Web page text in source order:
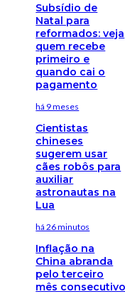
Subsídio de
Natal para
reformados: veja
quem recebe
primeiro e
quando cai o
pagamento
há 9 meses
Cientistas
chineses
sugerem usar
cães robôs para
auxiliar
astronautas na
Lua
há 26 minutos
Inflação na
China abranda
pelo terceiro
mês consecutivo